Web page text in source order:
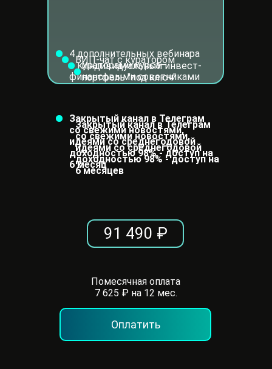
Помесячная оплата
7 625 ₽ на 12 мес.
Оплатить
91 490 ₽
4 дополнительных вебинара
с кураторами курса–
финансовыми советниками
Закрытый канал в Телеграм
со свежими новостями,
идеями со среднегодовой
доходностью 98% - доступ на
6 месяц
ВИП-чат с куратором
Закрытый канал в Телеграм
со свежими новостями,
идеями со среднегодовой
доходностью 98% - доступ на
6 месяцев
Индивидуальный инвест-
портфель "под ключ"